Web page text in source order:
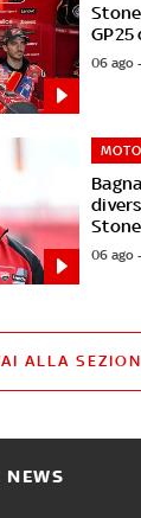
GP25
06 ago
06 ago
ALLA
NEWS